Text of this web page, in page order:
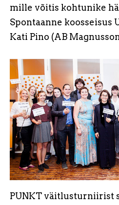
mille võitis kohtunike
Spontaanne koosseisus
Kati Pino (AB
PUNKT väitlusturniirist